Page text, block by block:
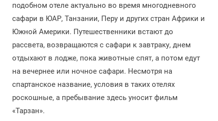
подобном отеле актуально во время многодневного
сафари в ЮАР, Танзании, Перу и других стран Африки и
Южной Америки. Путешественники встают до
рассвета, возвращаются с сафари к завтраку, днем
отдыхают в лодже, пока животные спят, а потом едут
на вечернее или ночное сафари. Несмотря на
спартанское название, условия в таких отелях
роскошные, а пребывание здесь уносит фильм
«Тарзан».